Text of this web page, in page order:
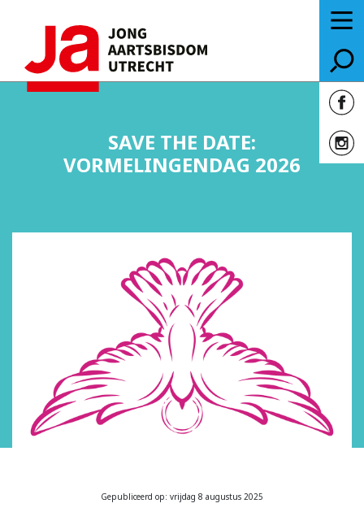
SAVE THE DATE:
VORMELINGENDAG 2026
Gepubliceerd op: vrijdag 8 augustus 2025